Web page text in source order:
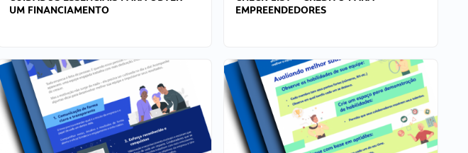
UM FINANCIAMENTO
EMPREENDEDORES